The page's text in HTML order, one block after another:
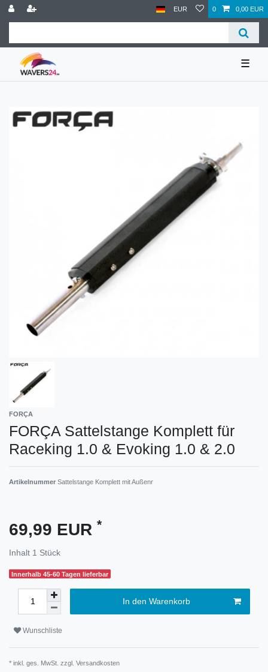
EUR 0 0,00 EUR
☰
FORÇA
FORÇA Sattelstange Komplett für
Raceking 1.0 & Evoking 1.0 & 2.0
Artikelnummer Sattelstange Komplett mit Außenr
69,99 EUR *
Inhalt 1 Stück
Innerhalb 45-60 Tagen lieferbar
In den Warenkorb
Wunschliste
* inkl. ges. MwSt. zzgl. Versandkosten